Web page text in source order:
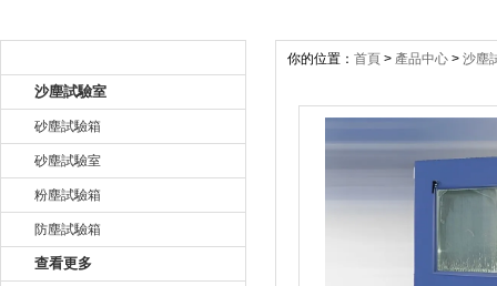
沙塵試驗室
砂塵試驗箱
砂塵試驗室
粉塵試驗箱
防塵試驗箱
查看更多
你的位置： 首頁 > 產品中心 > 沙塵